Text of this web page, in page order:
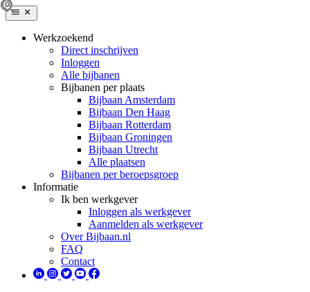
Werkzoekend
Direct inschrijven
Inloggen
Alle bijbanen
Bijbanen per plaats
Bijbaan Amsterdam
Bijbaan Den Haag
Bijbaan Rotterdam
Bijbaan Groningen
Bijbaan Utrecht
Alle plaatsen
Bijbanen per beroepsgroep
Informatie
Ik ben werkgever
Inloggen als werkgever
Aanmelden als werkgever
Over Bijbaan.nl
FAQ
Contact